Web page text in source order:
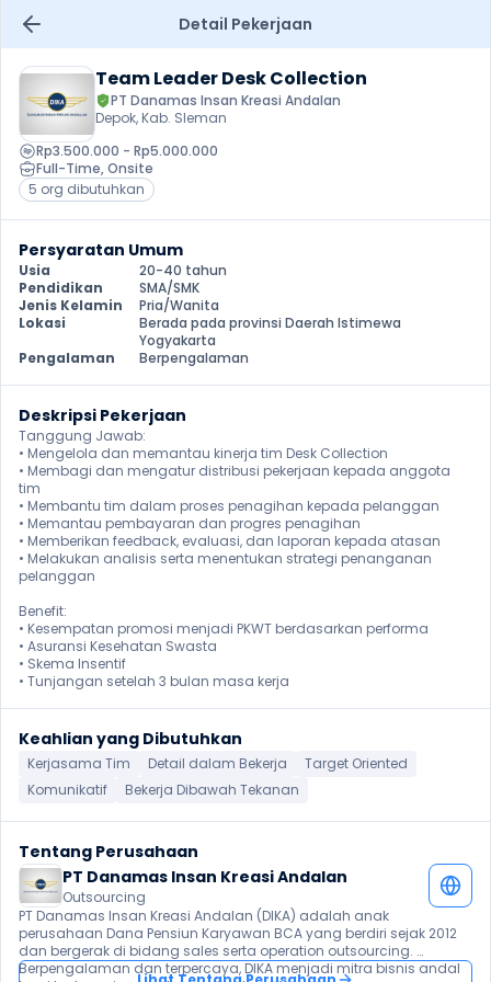
Detail Pekerjaan
Team Leader Desk Collection
PT Danamas Insan Kreasi Andalan
Depok, Kab. Sleman
Rp3.500.000 - Rp5.000.000
Full-Time, Onsite
5 org dibutuhkan
Persyaratan Umum
Usia
20-40 tahun
Pendidikan
SMA/SMK
Jenis Kelamin
Pria/Wanita
Lokasi
Berada pada provinsi Daerah Istimewa
Yogyakarta
Pengalaman
Berpengalaman
Deskripsi Pekerjaan
Tanggung Jawab:
• Mengelola dan memantau kinerja tim Desk Collection
• Membagi dan mengatur distribusi pekerjaan kepada anggota
tim
• Membantu tim dalam proses penagihan kepada pelanggan
• Memantau pembayaran dan progres penagihan
• Memberikan feedback, evaluasi, dan laporan kepada atasan
• Melakukan analisis serta menentukan strategi penanganan
pelanggan
Benefit:
• Kesempatan promosi menjadi PKWT berdasarkan performa
• Asuransi Kesehatan Swasta
• Skema Insentif
• Tunjangan setelah 3 bulan masa kerja
Keahlian yang Dibutuhkan
Kerjasama Tim Detail dalam Bekerja
Target Oriented
Komunikatif
Bekerja Dibawah Tekanan
Tentang Perusahaan
PT Danamas Insan Kreasi Andalan
Outsourcing
PT Danamas Insan Kreasi Andalan (DIKA) adalah anak
perusahaan Dana Pensiun Karyawan BCA yang berdiri sejak 2012
dan bergerak di bidang sales serta operation outsourcing.
Berpengalaman dan terpercaya, DIKA menjadi mitra bisnis andal